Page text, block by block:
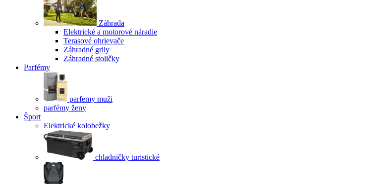
Záhrada
Elektrické a motorové náradie
Terasové ohrievače
Záhradné grily
Záhradné stoličky
Parfémy
parfemy muži
parfémy ženy
Šport
Elektrické kolobežky
chladničky turistické